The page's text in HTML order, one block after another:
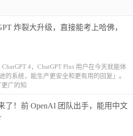
炸裂大升级，直接能考上哈佛，
4，ChatGPT Plus 用户在今天就能体
的系统，能生产更安全和更有用的回复」。
广的知
了！前 OpenAI 团队出手，能用中文